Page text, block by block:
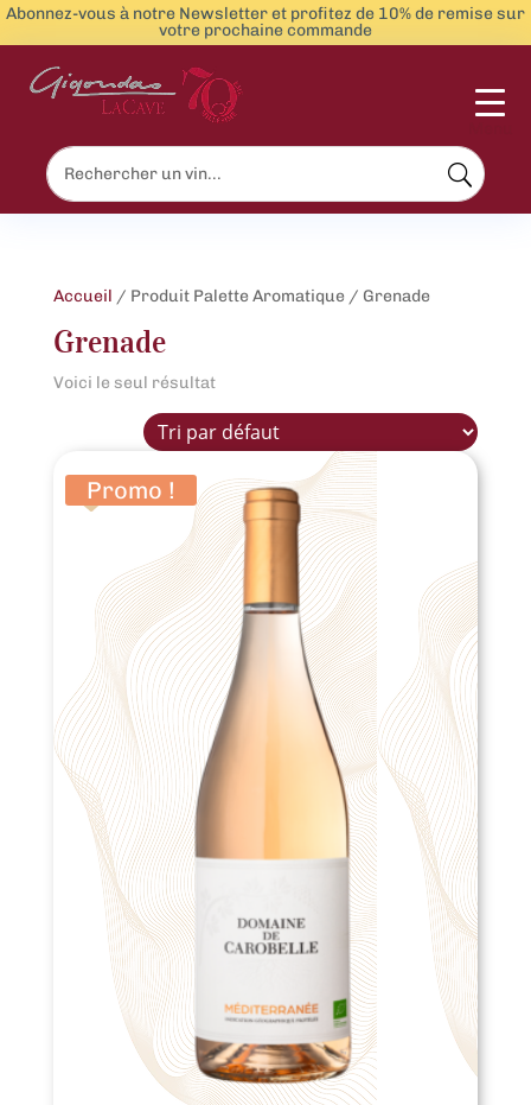
Abonnez-vous à notre Newsletter et profitez de 10% de remise sur
votre prochaine commande
Accueil / Produit Palette Aromatique / Grenade
Grenade
Voici le seul résultat
Promo !